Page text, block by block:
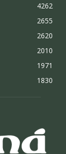
4262
2655
2620
2010
1971
1830